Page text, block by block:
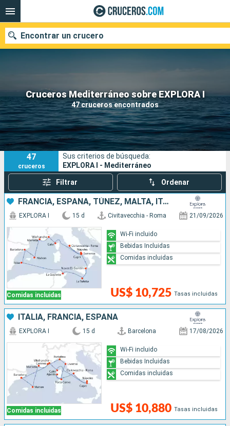
Cruceros Mediterráneo sobre EXPLORA I
47 cruceros encontrados
Encontrar un crucero
Nuestros destinos
Fecha de salida
Puertos Compañías
Buscar
47
cruceros
Sus criterios de búsqueda:
EXPLORA I - Mediterráneo
Filtrar Ordenar
FRANCIA, ESPAÑA, TÚNEZ, MALTA, ITALIA
Comidas incluidas
EXPLORA I 15 d Civitavecchia - Roma 21/09/2026
US$ 10,725 Tasas incluidas
Wi-Fi incluido
Bebidas Incluidas
Comidas incluidas
ITALIA, FRANCIA, ESPAÑA
Comidas incluidas
EXPLORA I 15 d Barcelona 17/08/2026
US$ 10,880 Tasas incluidas
Wi-Fi incluido
Bebidas Incluidas
Comidas incluidas